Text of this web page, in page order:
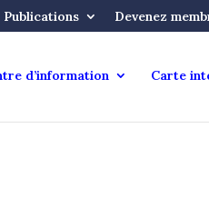
Publications Devenez
d’information Carte